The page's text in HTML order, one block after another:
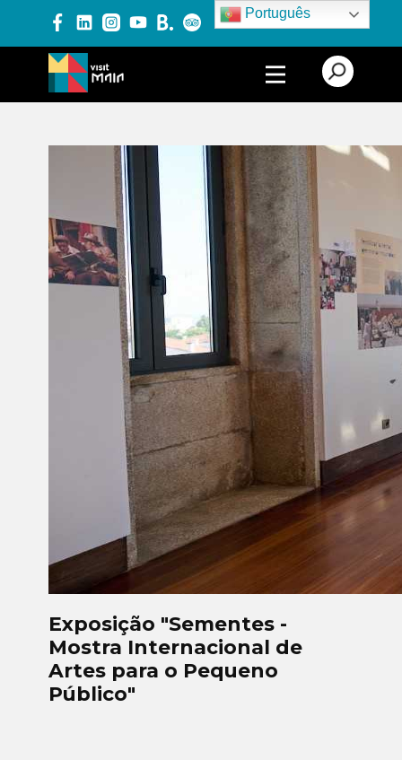
Português
PRODUTOS E SERVIÇOS
EXPERIÊNCIAS
EVENTOS
BLOG
Exposição "Sementes -
Mostra Internacional de
Artes para o Pequeno
Público"